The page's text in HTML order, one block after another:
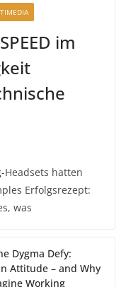
im
Headsets hatten
Erfolgsrezept:
was
Dygma Defy:
Attitude – and Why
Working